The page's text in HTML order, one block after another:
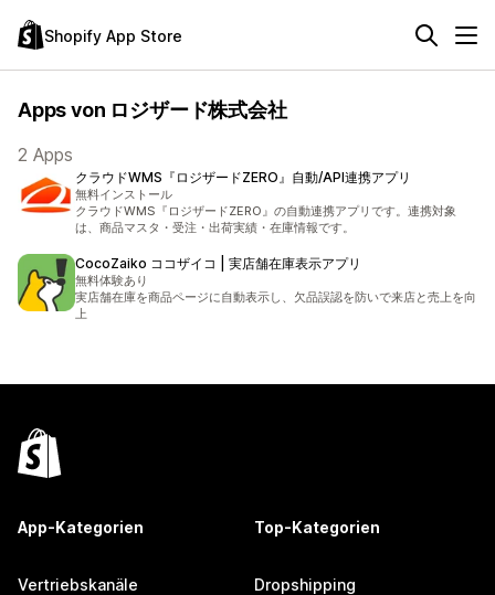
Shopify App Store
Apps von ロジザード株式会社
2 Apps
クラウドWMS『ロジザードZERO』自動/API連携アプリ
無料インストール
クラウドWMS『ロジザードZERO』の自動連携アプリです。連携対象
は、商品マスタ・受注・出荷実績・在庫情報です。
CocoZaiko ココザイコ | 実店舗在庫表示アプリ
無料体験あり
実店舗在庫を商品ページに自動表示し、欠品誤認を防いで来店と売上を向
上
App-Kategorien
Vertriebskanäle
Top-Kategorien
Dropshipping